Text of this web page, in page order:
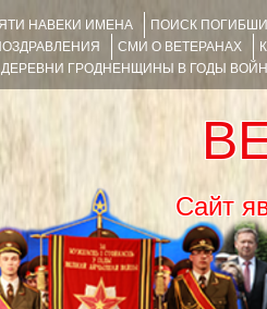
НАВЕКИ ИМЕНА ПОИСК
СМИ О ВЕТЕРАНАХ
ГРОДНЕНЩИНЫ В ГОДЫ
Сайт